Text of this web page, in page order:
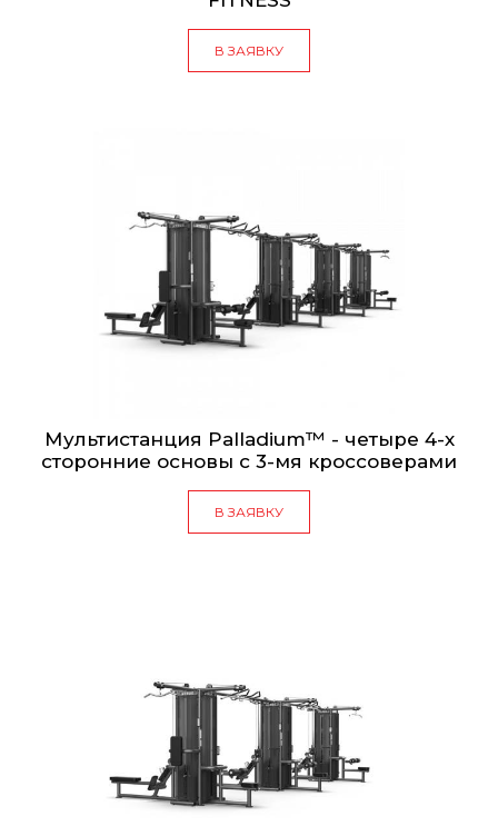
В ЗАЯВКУ
Мультистанция Palladium™ - четыре 4-х
сторонние основы с 3-мя кроссоверами
В ЗАЯВКУ